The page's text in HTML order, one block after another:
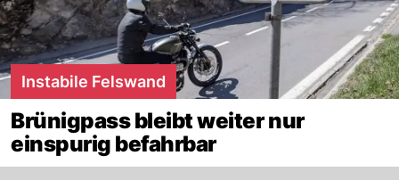
Instabile Felswand
Brünigpass bleibt weiter nur
einspurig befahrbar